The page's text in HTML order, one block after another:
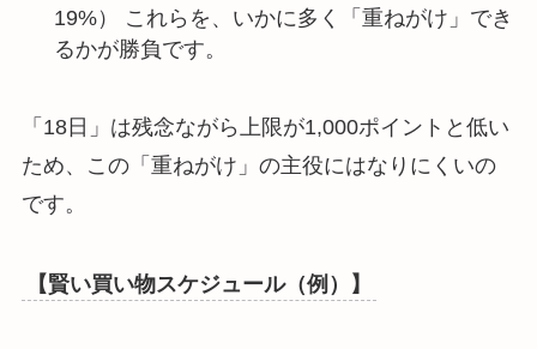
19%） これらを、いかに多く「重ねがけ」でき
るかが勝負です。
「18日」は残念ながら上限が1,000ポイントと低い
ため、この「重ねがけ」の主役にはなりにくいの
です。
【賢い買い物スケジュール（例）】